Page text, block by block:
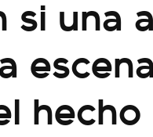
si una
hecho